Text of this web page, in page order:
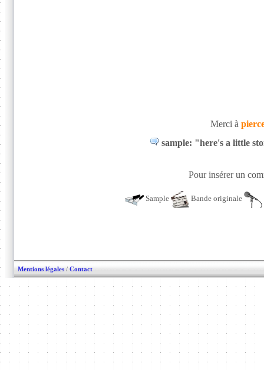
Merci à
sample: "here's a little
Pour insérer un
Sample Bande originale
Mentions légales / Contact